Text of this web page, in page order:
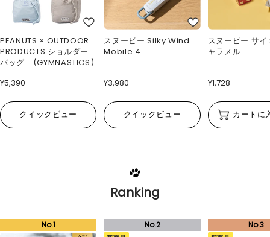
PEANUTS × OUTDOOR
PRODUCTS ショルダー
バッグ (GYMNASTICS)
¥5,390
クイックビュー
スヌーピー Silky Wind
Mobile 4
¥3,980
クイックビュー
スヌーピー サ
ャラメル
¥1,728
カートに
Ranking